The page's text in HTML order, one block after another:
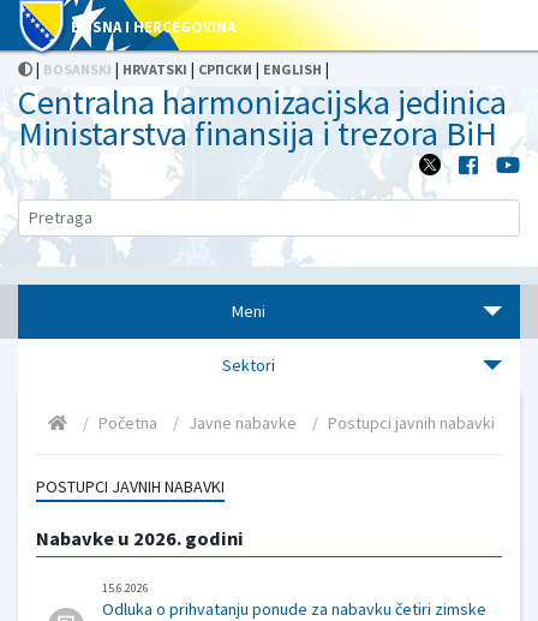
BOSNA I HERCEGOVINA
| BOSANSKI | HRVATSKI | СРПСКИ | ENGLISH |
Centralna harmonizacijska jedinica
Ministarstva finansija i trezora BiH
Meni
Sektori
Početna Javne nabavke Postupci javnih nabavki
POSTUPCI JAVNIH NABAVKI
Nabavke u 2026. godini
15.6.2026
Odluka o prihvatanju ponude za nabavku četiri zimske